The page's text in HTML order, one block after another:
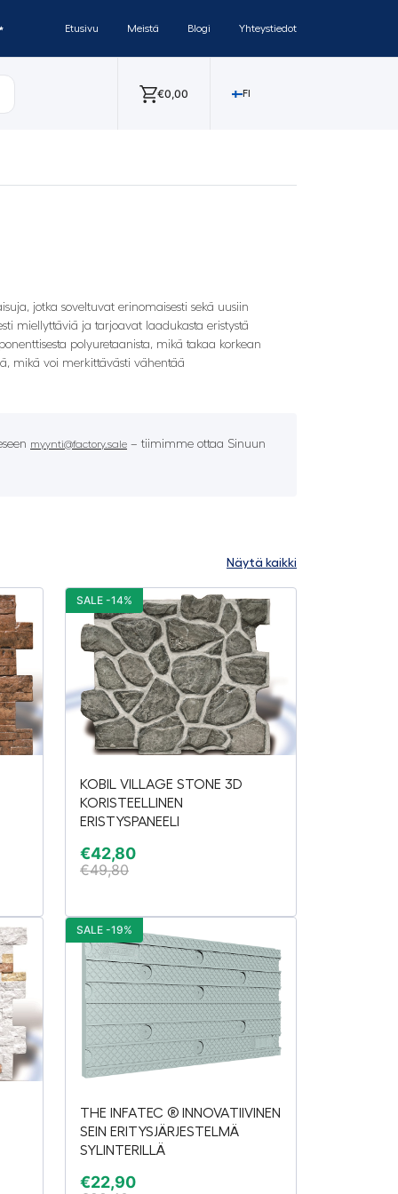
Etusivu Meistä Blogi Yhteystiedot
€0,00 FI
jotka soveltuvat erinomaisesti sekä uusiin
miellyttäviä ja tarjoavat laadukasta eristystä
polyuretaanista, mikä takaa korkean
mikä voi merkittävästi vähentää
myynti@factory.sale – tiimimme ottaa Sinuun
Näytä kaikki
KOBIL VILLAGE STONE 3D
KORISTEELLINEN
ERISTYSPANEELI
€42,80
€49,80
SALE -14%
THE INFATEC ® INNOVATIIVINEN
SEIN ERITYSJÄRJESTELMÄ
SYLINTERILLÄ
€22,90
SALE -19%